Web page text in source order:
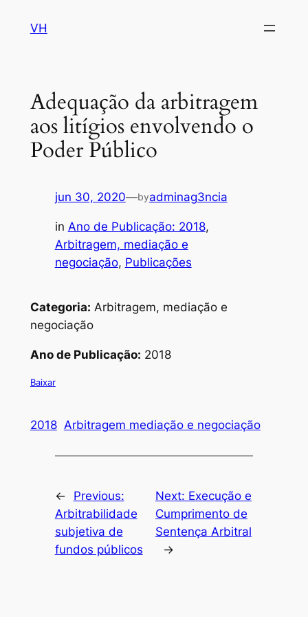
VH
Adequação da arbitragem
aos litígios envolvendo o
Poder Público
jun 30, 2020—byadminag3ncia
in Ano de Publicação: 2018
Arbitragem, mediação e
negociação, Publicações
Categoria: Arbitragem, mediação e
negociação
Ano de Publicação: 2018
Baixar
2018 Arbitragem mediação e negociação
←
Previous:
Arbitrabilidade
subjetiva de
fundos públicos
Next: Execução e
Cumprimento de
Sentença Arbitral
→